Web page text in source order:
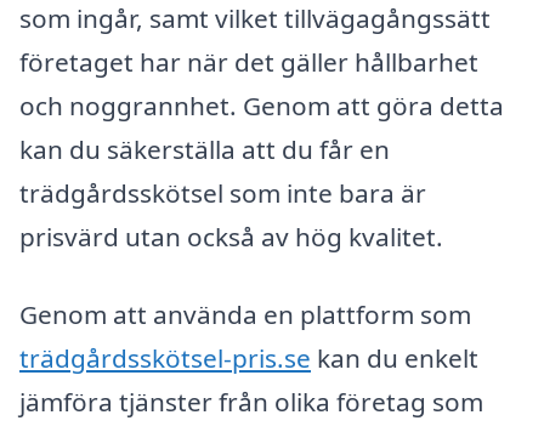
som ingår, samt vilket tillvägagångssätt
företaget har när det gäller hållbarhet
och noggrannhet. Genom att göra detta
kan du säkerställa att du får en
trädgårdsskötsel som inte bara är
prisvärd utan också av hög kvalitet.
Genom att använda en plattform som
trädgårdsskötsel-pris.se kan du enkelt
jämföra tjänster från olika företag som